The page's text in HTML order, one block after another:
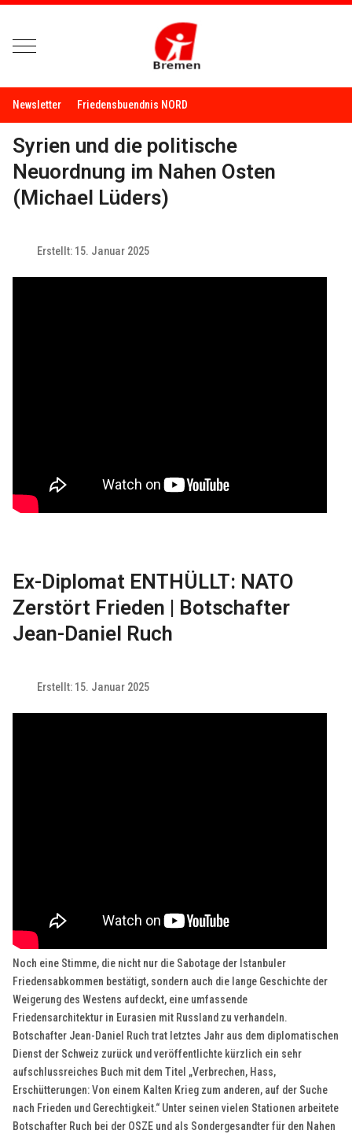
Mobile Menu Toggle
Newsletter Friedensbuendnis NORD
Syrien und die politische
Neuordnung im Nahen Osten
(Michael Lüders)
Erstellt: 15. Januar 2025
Ex-Diplomat ENTHÜLLT: NATO
Zerstört Frieden | Botschafter
Jean-Daniel Ruch
Erstellt: 15. Januar 2025
Noch eine Stimme, die nicht nur die Sabotage der Istanbuler
Friedensabkommen bestätigt, sondern auch die lange Geschichte der
Weigerung des Westens aufdeckt, eine umfassende
Friedensarchitektur in Eurasien mit Russland zu verhandeln.
Botschafter Jean-Daniel Ruch trat letztes Jahr aus dem diplomatischen
Dienst der Schweiz zurück und veröffentlichte kürzlich ein sehr
aufschlussreiches Buch mit dem Titel „Verbrechen, Hass,
Erschütterungen: Von einem Kalten Krieg zum anderen, auf der Suche
nach Frieden und Gerechtigkeit.“ Unter seinen vielen Stationen arbeitete
Botschafter Ruch bei der OSZE und als Sondergesandter für den Nahen